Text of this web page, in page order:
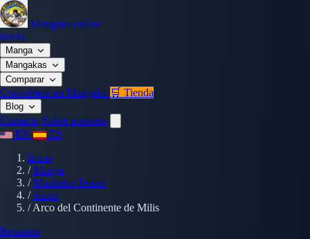
Mangaka.online
Inicio
Manga
Mangakas
Comparar
Conviértete en Mangaka 🛒 Tienda
Blog
Contacto Sobre nosotros
EN
ES
Inicio
/ Manga
/ Mushoku Tensei
/ Arcos
/ Arco del Continente de Milis
Resumen